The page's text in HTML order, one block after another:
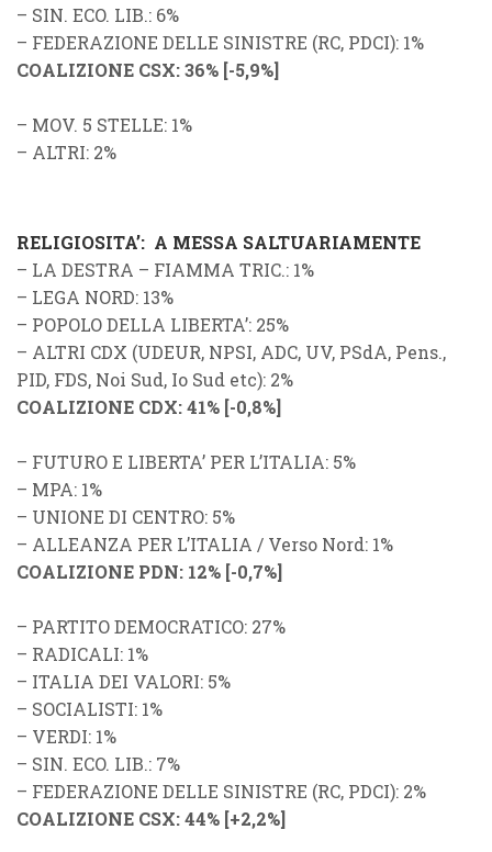
– SIN. ECO. LIB.: 6%
– FEDERAZIONE DELLE SINISTRE (RC, PDCI): 1%
COALIZIONE CSX: 36% [-5,9%]
– MOV. 5 STELLE: 1%
– ALTRI: 2%
RELIGIOSITA’: A MESSA SALTUARIAMENTE
– LA DESTRA – FIAMMA TRIC.: 1%
– LEGA NORD: 13%
– POPOLO DELLA LIBERTA’: 25%
– ALTRI CDX (UDEUR, NPSI, ADC, UV, PSdA, Pens.,
PID, FDS, Noi Sud, Io Sud etc): 2%
COALIZIONE CDX: 41% [-0,8%]
– FUTURO E LIBERTA’ PER L’ITALIA: 5%
– MPA: 1%
– UNIONE DI CENTRO: 5%
– ALLEANZA PER L’ITALIA / Verso Nord: 1%
COALIZIONE PDN: 12% [-0,7%]
– PARTITO DEMOCRATICO: 27%
– RADICALI: 1%
– ITALIA DEI VALORI: 5%
– SOCIALISTI: 1%
– VERDI: 1%
– SIN. ECO. LIB.: 7%
– FEDERAZIONE DELLE SINISTRE (RC, PDCI): 2%
COALIZIONE CSX: 44% [+2,2%]